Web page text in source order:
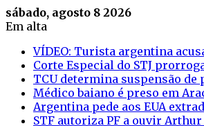
sábado, agosto 8 2026
Em alta
VÍDEO: Turista argentina
Corte Especial do STJ
TCU determina suspensão
Médico baiano é preso em
Argentina pede aos EUA
STF autoriza PF a ouvir